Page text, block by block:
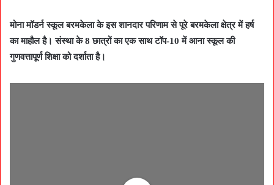
मोना मॉडर्न स्कूल बरमकेला के इस शानदार परिणाम से पूरे बरमकेला क्षेत्र में हर्ष
का माहौल है। संस्था के 8 छात्रों का एक साथ टॉप-10 में आना स्कूल की
गुणवत्तापूर्ण शिक्षा को दर्शाता है।